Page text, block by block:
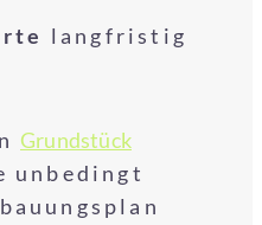
langfristig
Grundstück
unbedingt